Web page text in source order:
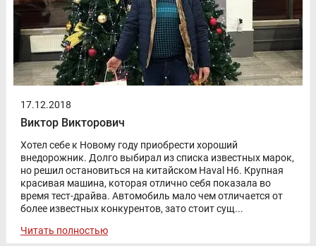
17.12.2018
Виктор Викторович
Хотел себе к Новому году приобрести хороший
внедорожник. Долго выбирал из списка известных марок,
но решил остановиться на китайском Haval H6. Крупная
красивая машина, которая отлично себя показала во
время тест-драйва. Автомобиль мало чем отличается от
более известных конкурентов, зато стоит сущ...
Читать полностью